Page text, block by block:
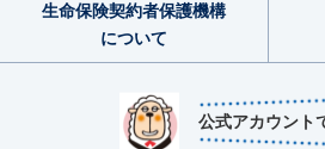
公式アカウント
生命保険契約者保護機構
について